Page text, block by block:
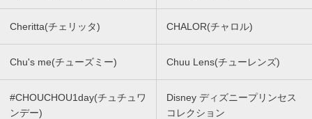
Cheritta(チェリッタ) CHALOR(チャロル)
Chu's me(チューズミー) Chuu Lens(チューレンズ)
#CHOUCHOU1day(チュチュワ
ンデー)
Disney ディズニープリンセス
コレクション